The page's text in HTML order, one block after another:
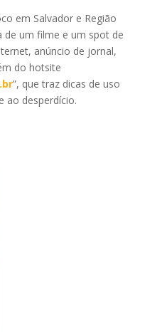
em Salvador e Região
um filme e um spot de
anúncio de jornal,
do hotsite
”, que traz dicas de uso
ao desperdício.